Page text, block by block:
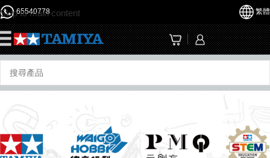
Skip to main content
65540778 繁體